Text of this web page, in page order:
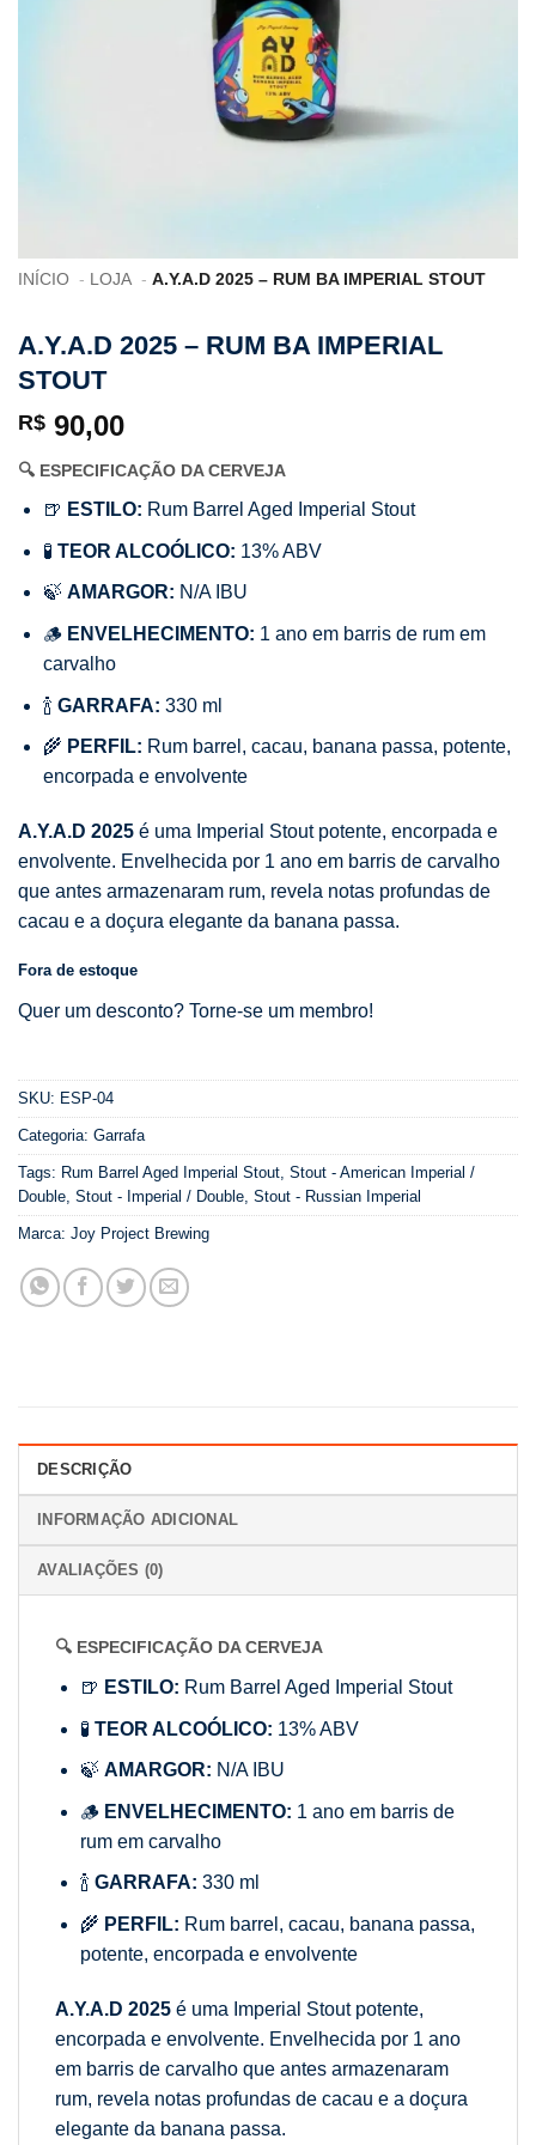
INÍCIO LOJA A.Y.A.D 2025 – RUM BA IMPERIAL STOUT
A.Y.A.D 2025 – RUM BA IMPERIAL
STOUT
R$ 90,00
🔍 ESPECIFICAÇÃO DA CERVEJA
🍺 ESTILO: Rum Barrel Aged Imperial Stout
🧪 TEOR ALCOÓLICO: 13% ABV
🍃 AMARGOR: N/A IBU
🪵 ENVELHECIMENTO: 1 ano em barris de rum em
carvalho
🍾 GARRAFA: 330 ml
🌾 PERFIL: Rum barrel, cacau, banana passa, potente,
encorpada e envolvente
A.Y.A.D 2025 é uma Imperial Stout potente, encorpada e
envolvente. Envelhecida por 1 ano em barris de carvalho
que antes armazenaram rum, revela notas profundas de
cacau e a doçura elegante da banana passa.
Fora de estoque
Quer um desconto? Torne-se um membro!
SKU: ESP-04
Categoria: Garrafa
Tags: Rum Barrel Aged Imperial Stout, Stout - American Imperial /
Double, Stout - Imperial / Double, Stout - Russian Imperial
Marca: Joy Project Brewing
DESCRIÇÃO
INFORMAÇÃO ADICIONAL
AVALIAÇÕES (0)
🔍 ESPECIFICAÇÃO DA CERVEJA
🍺 ESTILO: Rum Barrel Aged Imperial Stout
🧪 TEOR ALCOÓLICO: 13% ABV
🍃 AMARGOR: N/A IBU
🪵 ENVELHECIMENTO: 1 ano em barris de
rum em carvalho
🍾 GARRAFA: 330 ml
🌾 PERFIL: Rum barrel, cacau, banana passa,
potente, encorpada e envolvente
A.Y.A.D 2025 é uma Imperial Stout potente,
encorpada e envolvente. Envelhecida por 1 ano
em barris de carvalho que antes armazenaram
rum, revela notas profundas de cacau e a doçura
elegante da banana passa.